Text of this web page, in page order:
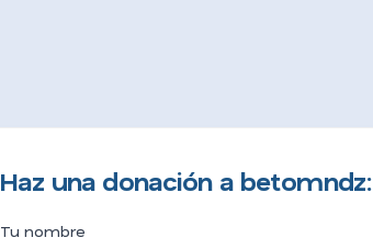
Haz una donación a betomndz:
Tu nombre